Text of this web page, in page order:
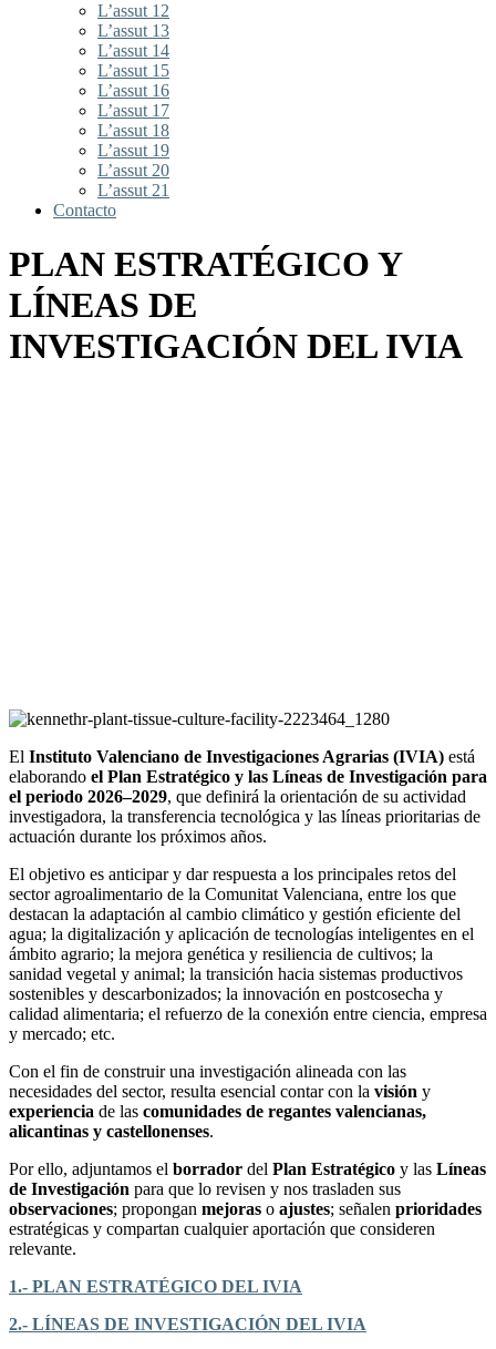
L’assut 12
L’assut 13
L’assut 14
L’assut 15
L’assut 16
L’assut 17
L’assut 18
L’assut 19
L’assut 20
L’assut 21
Contacto
PLAN ESTRATÉGICO Y
LÍNEAS DE
INVESTIGACIÓN DEL IVIA
El Instituto Valenciano de Investigaciones Agrarias (IVIA) está
elaborando el Plan Estratégico y las Líneas de Investigación para
el periodo 2026–2029, que definirá la orientación de su actividad
investigadora, la transferencia tecnológica y las líneas prioritarias de
actuación durante los próximos años.
El objetivo es anticipar y dar respuesta a los principales retos del
sector agroalimentario de la Comunitat Valenciana, entre los que
destacan la adaptación al cambio climático y gestión eficiente del
agua; la digitalización y aplicación de tecnologías inteligentes en el
ámbito agrario; la mejora genética y resiliencia de cultivos; la
sanidad vegetal y animal; la transición hacia sistemas productivos
sostenibles y descarbonizados; la innovación en postcosecha y
calidad alimentaria; el refuerzo de la conexión entre ciencia, empresa
y mercado; etc.
Con el fin de construir una investigación alineada con las
necesidades del sector, resulta esencial contar con la visión y
experiencia de las comunidades de regantes valencianas,
alicantinas y castellonenses.
Por ello, adjuntamos el borrador del Plan Estratégico y las Líneas
de Investigación para que lo revisen y nos trasladen sus
observaciones; propongan mejoras o ajustes; señalen prioridades
estratégicas y compartan cualquier aportación que consideren
relevante.
1.- PLAN ESTRATÉGICO DEL IVIA
2.- LÍNEAS DE INVESTIGACIÓN DEL IVIA